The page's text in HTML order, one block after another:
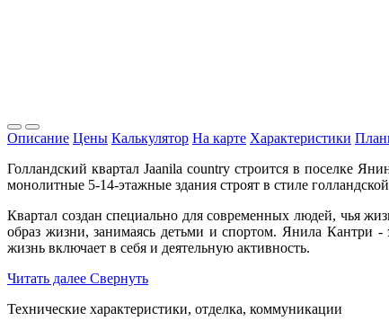
Описание Цены Калькулятор На карте Характеристики
Голландский квартал Jaanila country строится в поселке
монолитные 5-14-этажные здания строят в стиле
Квартал создан специально для современных людей, чья
образ жизни, занимаясь детьми и спортом. Янила Кантри -
жизнь включает в себя и деятельную активность.
Читать далее Свернуть
Технические характеристики, отделка, коммуникации